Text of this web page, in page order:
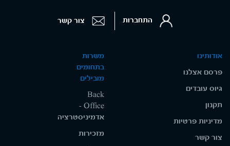
אודותינו
פרסם אצלנו
גיוס עובדים
תקנון
מדיניות פרטיות
צור קשר
משרות
בתחומים
מובילים
Back
Office -
אדמיניסטרציה
מזכירות